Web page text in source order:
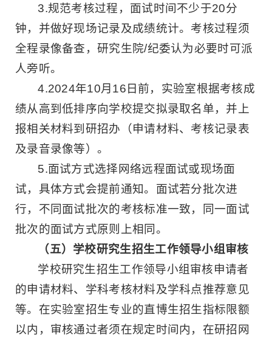
3.规范考核过程，面试时间不少于20分
钟，并做好现场记录及成绩统计。考核过程须
全程录像备查，研究生院/纪委认为必要时可派
人旁听。
4.2024年10月16日前，实验室根据考核成
绩从高到低排序向学校提交拟录取名单，并上
报相关材料到研招办（申请材料、考核记录表
及录音录像等）。
5.面试方式选择网络远程面试或现场面
试，具体方式会提前通知。面试若分批次进
行，不同面试批次的考核标准一致，同一面试
批次的面试方式原则上相同。
（五）学校研究生招生工作领导小组审核
学校研究生招生工作领导小组审核申请者
的申请材料、学科考核材料及学科点推荐意见
等。在实验室招生专业的直博生招生指标限额
以内，审核通过者须在规定时间内，在研招网